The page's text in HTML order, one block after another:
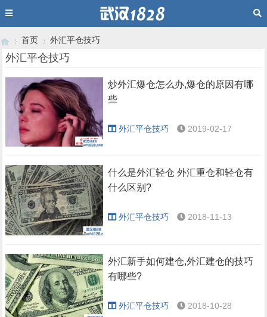
首页
›
外汇平仓技巧
外汇平仓技巧
炒外汇爆仓怎么办,爆仓的原因有哪
些
外汇平仓技巧 2019-02-17
什么是外汇轻仓 外汇重仓和轻仓有
什么区别?
外汇平仓技巧 2018-11-13
外汇新手如何建仓,外汇建仓的技巧
有哪些?
外汇平仓技巧 2018-10-28